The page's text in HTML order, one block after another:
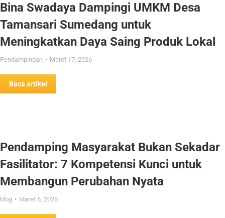
Bina Swadaya Dampingi UMKM Desa
Tamansari Sumedang untuk
Meningkatkan Daya Saing Produk Lokal
Pendampingan Maret 17, 2026
Baca artikel
Pendamping Masyarakat Bukan Sekadar
Fasilitator: 7 Kompetensi Kunci untuk
Membangun Perubahan Nyata
blog Maret 6, 2026